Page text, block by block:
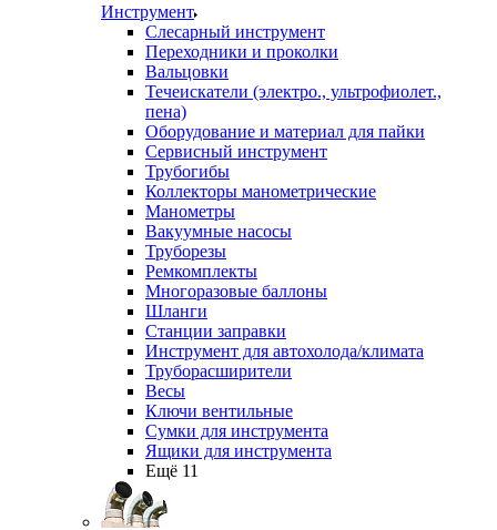
Инструмент
Слесарный инструмент
Переходники и проколки
Вальцовки
Течеискатели (электро., ультрофиолет.,
пена)
Оборудование и материал для пайки
Сервисный инструмент
Трубогибы
Коллекторы манометрические
Манометры
Вакуумные насосы
Труборезы
Ремкомплекты
Многоразовые баллоны
Шланги
Станции заправки
Инструмент для автохолода/климата
Труборасширители
Весы
Ключи вентильные
Сумки для инструмента
Ящики для инструмента
Ещё 11